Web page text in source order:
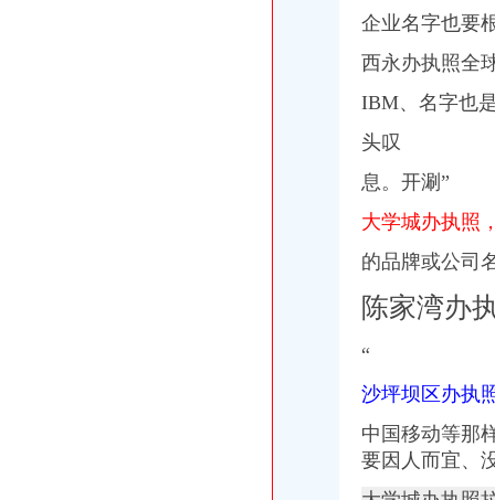
网民给山西省委书记、省长留言获回复共计37条--地方领导--人民网
2015年停产名单丨逾1000家煤炭、化工、钢铁、建材企业……-安全
山东省环境保护厅--中央环保督察组向山东转办群众信访举报件及边督
沙坪坝局陈家桥所提高队伍素质加市进出口证办理流程场监管-重庆帅博
东方市场：关于设立全资子公司的进展公告_东方市场（000301）_公
沙坪坝分公司2016年房屋零星装修维修项目采购_竞争谈判采购公告
重庆办证公司办理毕业-中鸽网-中国信鸽协会官方合作伙伴
重庆企业登记全程电子化试点启动快申请当天可领取营业执照-新闻
企业名字也要
西永办执照全
IBM、名字也
头叹
息。开涮”
大学城办执照
的品牌或公司
陈家湾办
“
沙坪坝区办执
中国移动等那
要因人而宜、